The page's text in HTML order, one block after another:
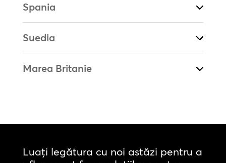
Spania
Suedia
Marea Britanie
Luați legătura cu noi astăzi pentru a